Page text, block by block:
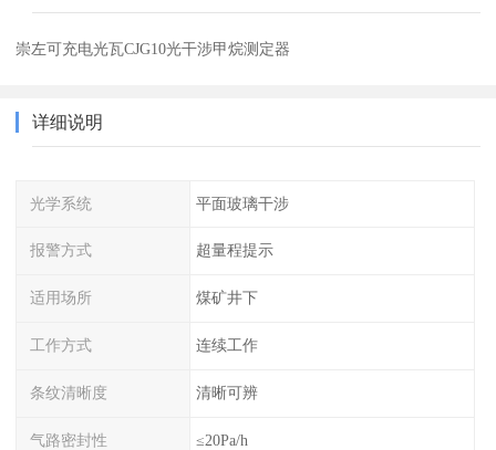
崇左可充电光瓦CJG10光干涉甲烷测定器
详细说明
光学系统 平面玻璃干涉
报警方式 超量程提示
适用场所 煤矿井下
工作方式 连续工作
条纹清晰度 清晰可辨
气路密封性 ≤20Pa/h